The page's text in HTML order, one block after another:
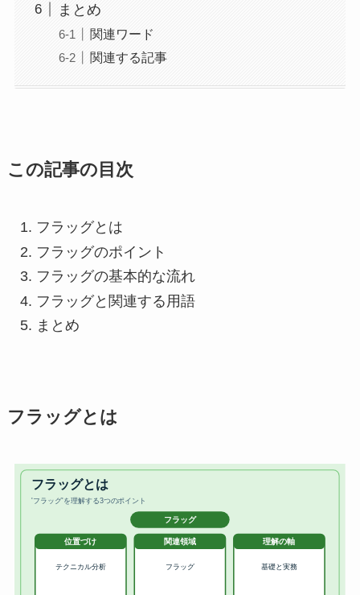
まとめ
関連ワード
関連する記事
この記事の目次
フラッグとは
フラッグのポイント
フラッグの基本的な流れ
フラッグと関連する用語
まとめ
フラッグとは